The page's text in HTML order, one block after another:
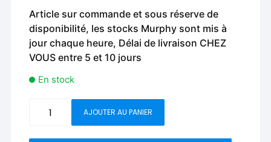
Article sur commande et sous réserve de
disponibilité, les stocks Murphy sont mis à
jour chaque heure, Délai de livraison CHEZ
VOUS entre 5 et 10 jours
En stock
AJOUTER AU PANIER